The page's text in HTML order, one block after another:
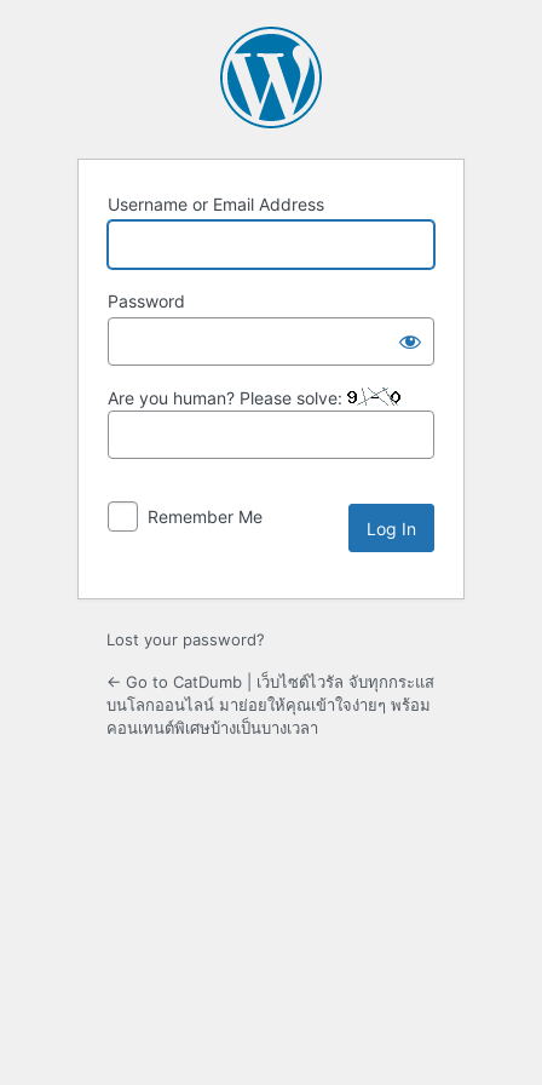
Username or Email Address
Password
Are you human? Please solve:
Remember Me
Lost your password?
← Go to CatDumb | เว็บไซต์ไวรัล จับทุกกระแส
บนโลกออนไลน์ มาย่อยให้คุณเข้าใจง่ายๆ พร้อม
คอนเทนต์พิเศษบ้างเป็นบางเวลา